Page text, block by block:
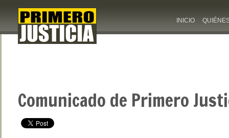
INICIO
Comunicado de Primero